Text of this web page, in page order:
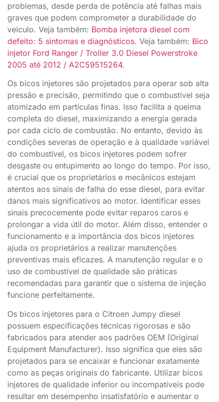
problemas, desde perda de potência até falhas mais
graves que podem comprometer a durabilidade do
veículo. Veja também: Bomba injetora diesel com
defeito: 5 sintomas e diagnósticos. Veja também: Bico
injetor Ford Ranger / Troller 3.0 Diesel Powerstroke
2005 até 2012 / A2C59515264.
Os bicos injetores são projetados para operar sob alta
pressão e precisão, permitindo que o combustível seja
atomizado em partículas finas. Isso facilita a queima
completa do diesel, maximizando a energia gerada
por cada ciclo de combustão. No entanto, devido às
condições severas de operação e à qualidade variável
do combustível, os bicos injetores podem sofrer
desgaste ou entupimento ao longo do tempo. Por isso,
é crucial que os proprietários e mecânicos estejam
atentos aos sinais de falha do esse diesel, para evitar
danos mais significativos ao motor. Identificar esses
sinais precocemente pode evitar reparos caros e
prolongar a vida útil do motor. Além disso, entender o
funcionamento e a importância dos bicos injetores
ajuda os proprietários a realizar manutenções
preventivas mais eficazes. A manutenção regular e o
uso de combustível de qualidade são práticas
recomendadas para garantir que o sistema de injeção
funcione perfeitamente.
Os bicos injetores para o Citroen Jumpy diesel
possuem especificações técnicas rigorosas e são
fabricados para atender aos padrões OEM (Original
Equipment Manufacturer). Isso significa que eles são
projetados para se encaixar e funcionar exatamente
como as peças originais do fabricante. Utilizar bicos
injetores de qualidade inferior ou incompatíveis pode
resultar em desempenho insatisfatório e aumentar o